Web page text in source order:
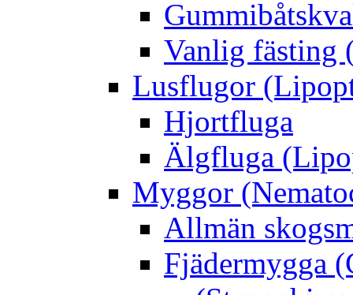
Vanlig fästing
Lusflugor
Hjortfluga
Älgfluga
Myggor
Allmän
Fjädermygga